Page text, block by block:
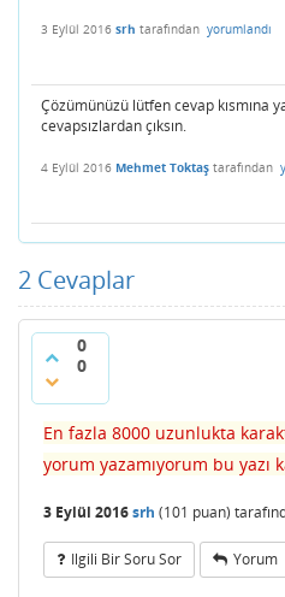
3 Eylül 2016 srh tarafından yorumlandı
Çözümünüzü lütfen cevap kısmına
cevapsızlardan çıksın.
4 Eylül 2016 Mehmet Toktaş tarafından
2 Cevaplar
0
0
En fazla 8000 uzunlukta
yorum yazamıyorum bu yazı
3 Eylül 2016srh (101 puan)
Ilgili Bir Soru Sor Yorum